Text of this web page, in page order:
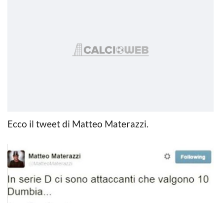
Ecco il tweet di Matteo Materazzi.